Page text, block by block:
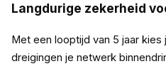
Langdurige zekerheid
Met een looptijd van 5 jaar
dreigingen je netwerk